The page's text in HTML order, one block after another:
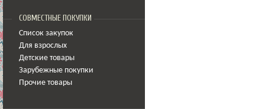
СОВМЕСТНЫЕ ПОКУПКИ
Список закупок
Для взрослых
Детские товары
Зарубежные покупки
Прочие товары